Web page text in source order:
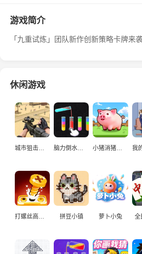
游戏简介
「九重试炼」团队新作创新策略卡牌来袭
休闲游戏
城市狙击手游戏 脑力倒水挑战 小猪消猪猪游戏
打螺丝高手益智游戏 拼豆小镇 萝卜小兔 全